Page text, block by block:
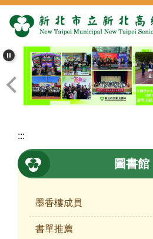
到
要
內
容
區
:::
圖書館
墨香樓成員
書單推薦